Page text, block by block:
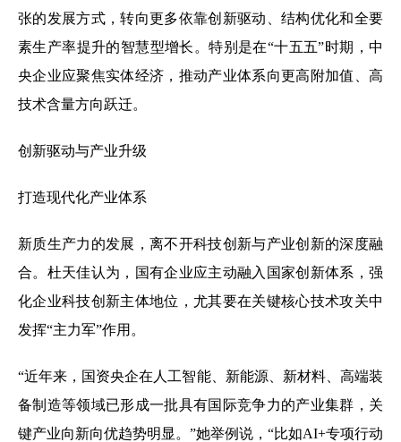
张的发展方式，转向更多依靠创新驱动、结构优化和全要
素生产率提升的智慧型增长。特别是在“十五五”时期，中
央企业应聚焦实体经济，推动产业体系向更高附加值、高
技术含量方向跃迁。
创新驱动与产业升级
打造现代化产业体系
新质生产力的发展，离不开科技创新与产业创新的深度融
合。杜天佳认为，国有企业应主动融入国家创新体系，强
化企业科技创新主体地位，尤其要在关键核心技术攻关中
发挥“主力军”作用。
“近年来，国资央企在人工智能、新能源、新材料、高端装
备制造等领域已形成一批具有国际竞争力的产业集群，关
键产业向新向优趋势明显。”她举例说，“比如AI+专项行动